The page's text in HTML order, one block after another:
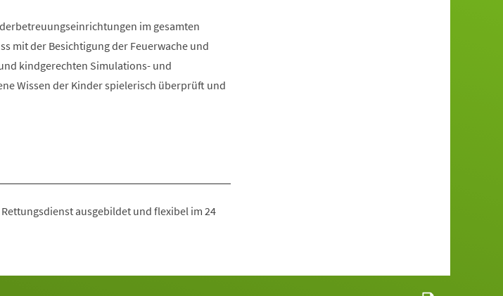
im gesamten
mit der Besichtigung der Feuerwache und
kindgerechten Simulations- und
Wissen der Kinder spielerisch überprüft und
ausgebildet und flexibel im 24